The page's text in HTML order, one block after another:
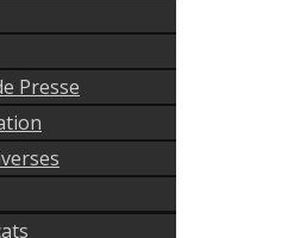
Presse